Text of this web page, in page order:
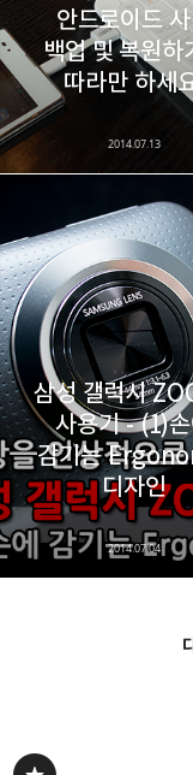
카카오스토리
안드로이드
백업 및 복원하
따라만 하세
2014.07.13
삼성 갤럭시
사용기 - (1)손
감기는
디자인
2014.07.04